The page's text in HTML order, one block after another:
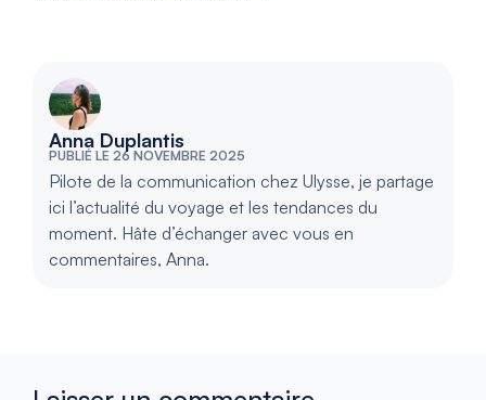
Anna Duplantis
PUBLIÉ LE 26 NOVEMBRE 2025
Pilote de la communication chez Ulysse, je partage
ici l’actualité du voyage et les tendances du
moment. Hâte d’échanger avec vous en
commentaires, Anna.